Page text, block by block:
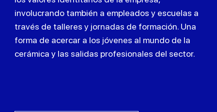
involucrando también a empleados y escuelas a
través de talleres y jornadas de formación. Una
forma de acercar a los jóvenes al mundo de la
cerámica y las salidas profesionales del sector.